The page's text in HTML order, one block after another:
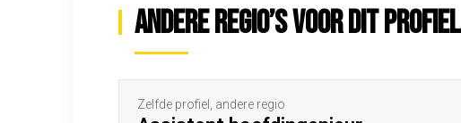
Andere regio’s voor dit profiel
Zelfde profiel, andere regio